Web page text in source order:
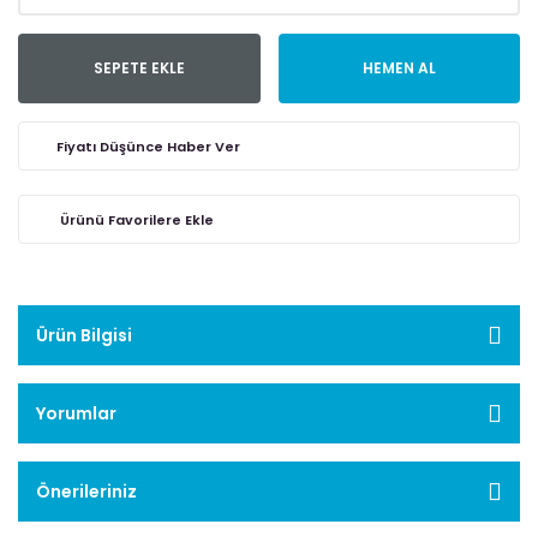
SEPETE EKLE HEMEN AL
Fiyatı Düşünce Haber Ver
Ürün Bilgisi
Yorumlar
Önerileriniz